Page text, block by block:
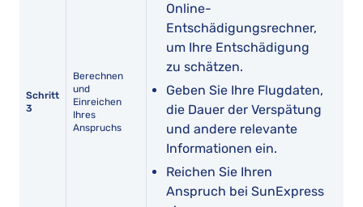
Schritt
3
Berechnen
und
Einreichen
Ihres
Anspruchs
Online-
Entschädigungsrechner,
um Ihre Entschädigung
zu schätzen.
Geben Sie Ihre Flugdaten,
die Dauer der Verspätung
und andere relevante
Informationen ein.
Reichen Sie Ihren
Anspruch bei SunExpress